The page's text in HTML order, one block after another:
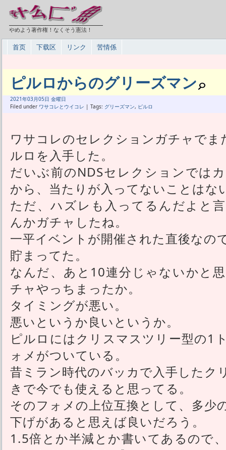
やめよう著作権！なくそう憲法！
首页 下载区 リンク 苦情係
ピルロからのグリーズマン
2021年03月05日 金曜日
Filed under ワサコレとウイコレ | Tags: グリーズマン, ピルロ
ワサコレのセレクションガチャで
ルロを入手した。
だいぶ前のNDSセレクションでは
から、当たりが入ってないことはな
ただ、ハズレも入ってるんだよと
んかガチャしたね。
一平イベントが開催された直後なの
貯まってた。
なんだ、あと10連分じゃないかと
チャやっちまったか。
タイミングが悪い。
悪いというか良いというか。
ピルロにはクリスマスツリー型の1
ォメがついている。
昔ミラン時代のバッカで入手したク
きで今でも使えると思ってる。
そのフォメの上位互換として、多少
下げがあると思えば良いだろう。
1.5倍とか半減とか書いてあるので